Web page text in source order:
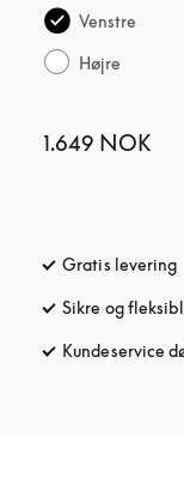
Venstre
Højre
1.649 NOK
Gratis levering
Sikre og
Kundeservice